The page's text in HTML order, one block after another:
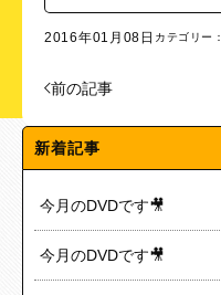
2016年01月08日 カテゴリー：
前の記事
新着記事
今月のDVDです🎥
今月のDVDです🎥